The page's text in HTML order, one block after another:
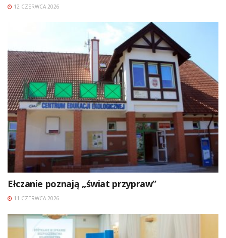
12 CZERWCA 2026
Ełczanie poznają „świat przypraw”
11 CZERWCA 2026